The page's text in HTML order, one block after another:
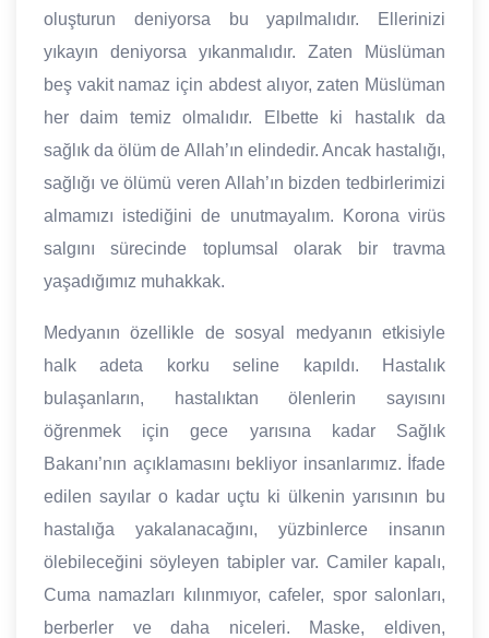
oluşturun deniyorsa bu yapılmalıdır. Ellerinizi
yıkayın deniyorsa yıkanmalıdır. Zaten Müslüman
beş vakit namaz için abdest alıyor, zaten Müslüman
her daim temiz olmalıdır. Elbette ki hastalık da
sağlık da ölüm de Allah’ın elindedir. Ancak hastalığı,
sağlığı ve ölümü veren Allah’ın bizden tedbirlerimizi
almamızı istediğini de unutmayalım. Korona virüs
salgını sürecinde toplumsal olarak bir travma
yaşadığımız muhakkak.
Medyanın özellikle de sosyal medyanın etkisiyle
halk adeta korku seline kapıldı. Hastalık
bulaşanların, hastalıktan ölenlerin sayısını
öğrenmek için gece yarısına kadar Sağlık
Bakanı’nın açıklamasını bekliyor insanlarımız. İfade
edilen sayılar o kadar uçtu ki ülkenin yarısının bu
hastalığa yakalanacağını, yüzbinlerce insanın
ölebileceğini söyleyen tabipler var. Camiler kapalı,
Cuma namazları kılınmıyor, cafeler, spor salonları,
berberler ve daha niceleri. Maske, eldiven,